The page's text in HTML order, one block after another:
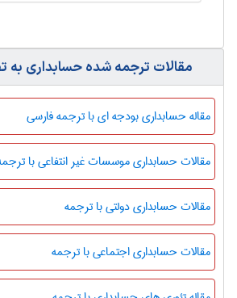
مقالات ترجمه شده حسابداری
مقاله حسابداری بودجه ای با ترجمه فارسی
مقالات حسابداری موسسات غیر انتفاعی با
مقالات حسابداری دولتی با ترجمه
مقالات حسابداری اجتماعی با ترجمه